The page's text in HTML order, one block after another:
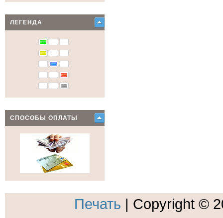
ЛЕГЕНДА
СПОСОБЫ ОПЛАТЫ
Печать | Copyright ©